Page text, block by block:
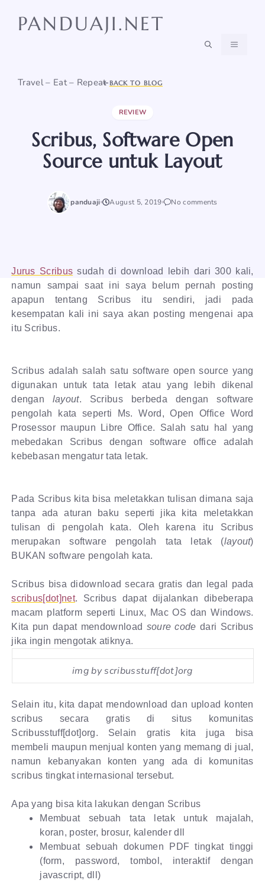
PANDUAJI.NET
Travel – Eat – Repeat
MENU
BACK TO BLOG
REVIEW
Scribus, Software Open
Source untuk Layout
panduaji August 5, 2019 No comments
Jurus Scribus sudah di download lebih dari 300 kali,
namun sampai saat ini saya belum pernah posting
apapun tentang Scribus itu sendiri, jadi pada
kesempatan kali ini saya akan posting mengenai apa
itu Scribus.
Scribus adalah salah satu software open source yang
digunakan untuk tata letak atau yang lebih dikenal
dengan layout. Scribus berbeda dengan software
pengolah kata seperti Ms. Word, Open Office Word
Prosessor maupun Libre Office. Salah satu hal yang
mebedakan Scribus dengan software office adalah
kebebasan mengatur tata letak.
Pada Scribus kita bisa meletakkan tulisan dimana saja
tanpa ada aturan baku seperti jika kita meletakkan
tulisan di pengolah kata. Oleh karena itu Scribus
merupakan software pengolah tata letak (layout)
BUKAN software pengolah kata.
Scribus bisa didownload secara gratis dan legal pada
scribus[dot]net. Scribus dapat dijalankan dibeberapa
macam platform seperti Linux, Mac OS dan Windows.
Kita pun dapat mendownload soure code dari Scribus
jika ingin mengotak atiknya.
img by scribusstuff[dot]org
Selain itu, kita dapat mendownload dan upload konten
scribus secara gratis di situs komunitas
Scribusstuff[dot]org. Selain gratis kita juga bisa
membeli maupun menjual konten yang memang di jual,
namun kebanyakan konten yang ada di komunitas
scribus tingkat internasional tersebut.
Apa yang bisa kita lakukan dengan Scribus
Membuat sebuah tata letak untuk majalah,
koran, poster, brosur, kalender dll
Membuat sebuah dokumen PDF tingkat tinggi
(form, password, tombol, interaktif dengan
javascript, dll)